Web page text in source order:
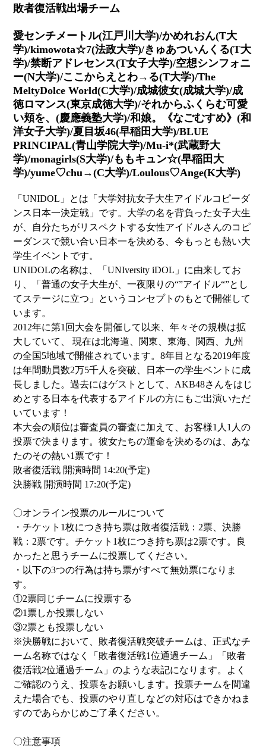
敗者復活戦出場チーム
愛センチメートル(江戸川大学)/かめれおん(T大
学)/kimowota☆7(法政大学)/きゅあついんくる(T大
学)/禁断アドレセンス(T女子大学)/空想シンフォニ
ー(N大学)/ここからえとわ→る(T大学)/The
MeltyDolce World(C大学)/成城彼女(成城大学)/成
徳ロマンス(東京成徳大学)/それからふくらむ可愛
い頬を、(慶應義塾大学)/和娘。《なごむすめ》(和
洋女子大学)/夏目坂46(早稲田大学)/BLUE
PRINCIPAL(青山学院大学)/Mu-i*(武蔵野大
学)/monagirls(S大学)/ももキュン☆(早稲田大
学)/yume♡chu→(C大学)/Loulous♡Ange(K大学)
「UNIDOL」とは「大学対抗女子大生アイドルコピーダ
ンス日本一決定戦」です。大学の名を背負った女子大生
が、自分たちがリスペクトする女性アイドルさんのコピ
ーダンスで競い合い日本一を決める、今もっとも熱い大
学生イベントです。
UNIDOLの名称は、「UNIversity iDOL」に由来してお
り、「普通の女子大生が、一夜限りの“”アイドル“”とし
てステージに立つ」というコンセプトのもとで開催して
います。
2012年に第1回大会を開催して以来、年々その規模は拡
大していて、 現在は北海道、関東、東海、関西、九州
の全国5地域で開催されています。8年目となる2019年度
は年間動員数2万5千人を突破、日本一の学生ベントに成
長しました。過去にはゲストとして、AKB48さんをはじ
めとする日本を代表するアイドルの方にもご出演いただ
いています！
本大会の順位は審査員の審査に加えて、お客様1人1人の
投票で決まります。彼女たちの運命を決めるのは、あな
たのその熱い1票です！
敗者復活戦 開演時間 14:20(予定)
決勝戦 開演時間 17:20(予定)
〇オンライン投票のルールについて
・チケット1枚につき持ち票は敗者復活戦：2票、決勝
戦：2票です。チケット1枚につき持ち票は2票です。良
かったと思うチームに投票してください。
・以下の3つの行為は持ち票がすべて無効票になりま
す。
①2票同じチームに投票する
②1票しか投票しない
③2票とも投票しない
※決勝戦において、敗者復活戦突破チームは、正式なチ
ーム名称ではなく「敗者復活戦1位通過チーム」「敗者
復活戦2位通過チーム」のような表記になります。よく
ご確認のうえ、投票をお願いします。投票チームを間違
えた場合でも、投票のやり直しなどの対応はできかねま
すのであらかじめご了承ください。
〇注意事項